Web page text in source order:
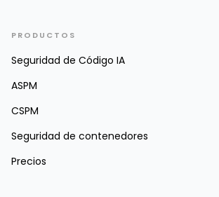
PRODUCTOS
Seguridad de Código IA
ASPM
CSPM
Seguridad de contenedores
Precios